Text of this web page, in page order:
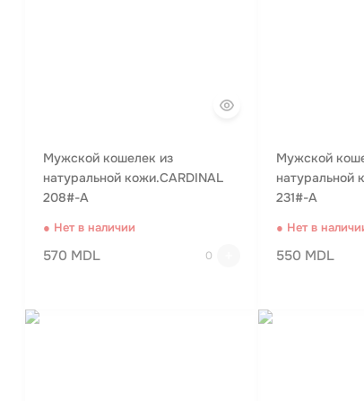
Мужской кошелек из
натуральной кожи.CARDINAL
208#-A
● Нет в наличии
570 MDL 0
Мужской
натуральной
231#-A
● Нет в
550 MDL